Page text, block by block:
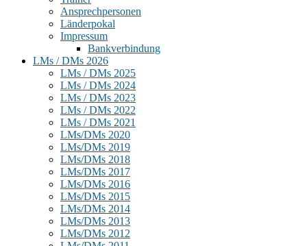
Ansprechpersonen
Länderpokal
Impressum
Bankverbindung
LMs / DMs 2026
LMs / DMs 2025
LMs / DMs 2024
LMs / DMs 2023
LMs / DMs 2022
LMs / DMs 2021
LMs/DMs 2020
LMs/DMs 2019
LMs/DMs 2018
LMs/DMs 2017
LMs/DMs 2016
LMs/DMs 2015
LMs/DMs 2014
LMs/DMs 2013
LMs/DMs 2012